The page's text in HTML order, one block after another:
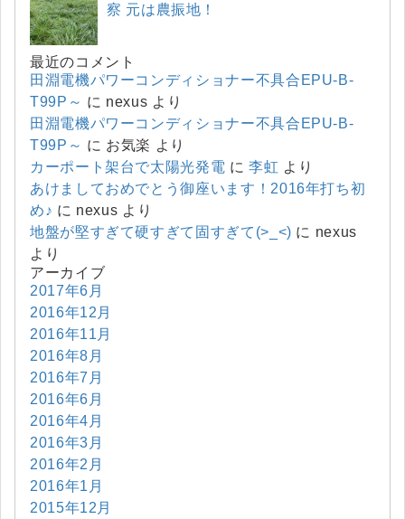
察 元は農振地！
最近のコメント
田淵電機パワーコンディショナー不具合EPU-B-
T99P～ に nexus より
田淵電機パワーコンディショナー不具合EPU-B-
T99P～ に お気楽 より
カーポート架台で太陽光発電 に李虹 より
あけましておめでとう御座います！2016年打ち初
め♪ に nexus より
地盤が堅すぎて硬すぎて固すぎて(>_<) に nexus
より
アーカイブ
2017年6月
2016年12月
2016年11月
2016年8月
2016年7月
2016年6月
2016年4月
2016年3月
2016年2月
2016年1月
2015年12月